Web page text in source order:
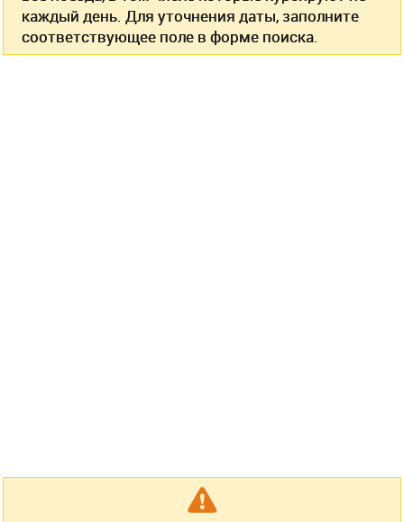
каждый день. Для уточнения даты, заполните
соответствующее поле в форме поиска.